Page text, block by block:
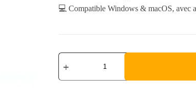
💻 Compatible Windows & macOS, avec
Autodesk
AutoCAD
-